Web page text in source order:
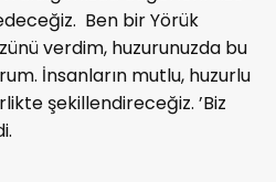
Ben bir Yörük
verdim, huzurunuzda bu
İnsanların mutlu, huzurlu
şekillendireceğiz. ’Biz